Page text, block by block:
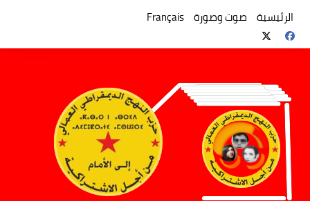
المحتوى
الرئيسية صوت وصورة Français